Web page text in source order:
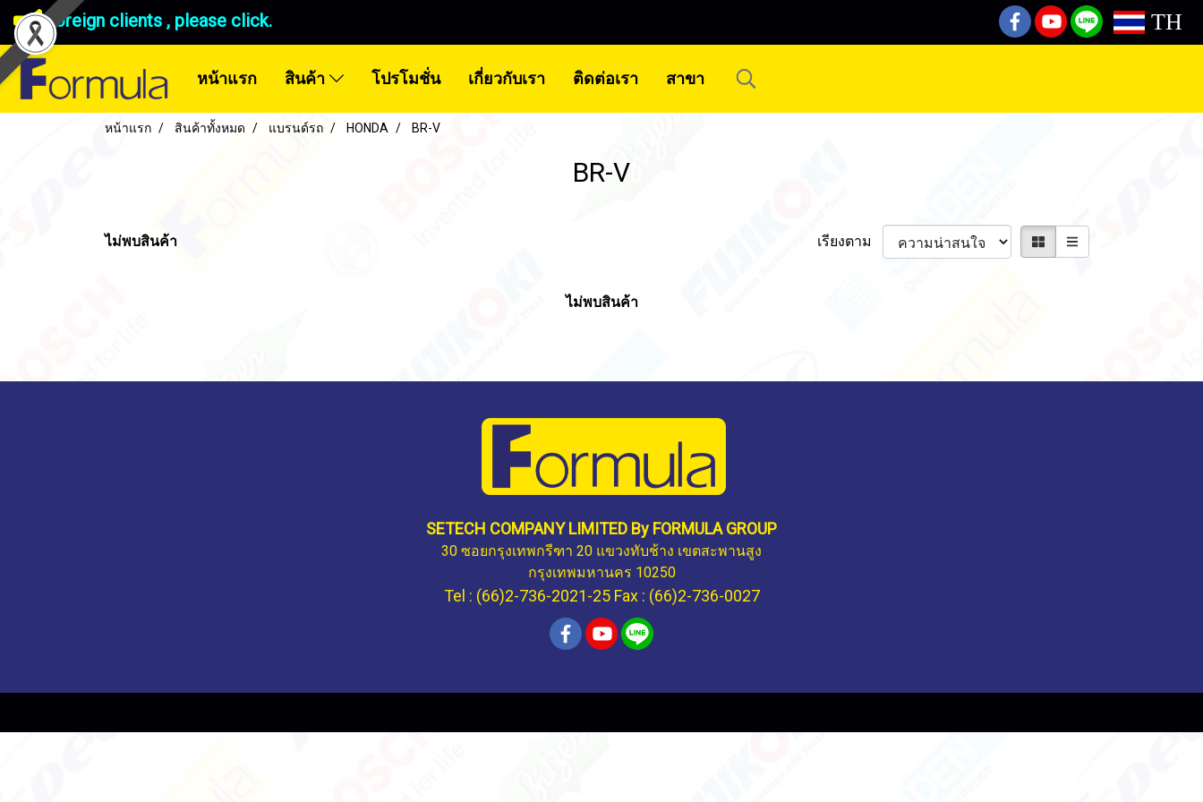
Foreign clients , please click. TH
หน้าแรก สินค้า โปรโมชั่น เกี่ยวกับเรา ติดต่อเรา สาขา
หน้าแรก สินค้าทั้งหมด แบรนด์รถ HONDA BR-V
BR-V
ไม่พบสินค้า เรียงตาม
ไม่พบสินค้า
SETECH COMPANY LIMITED By FORMULA GROUP
30 ซอยกรุงเทพกรีฑา 20 แขวงทับช้าง เขตสะพานสูง
กรุงเทพมหานคร 10250
Tel : (66)2-736-2021-25 Fax : (66)2-736-0027